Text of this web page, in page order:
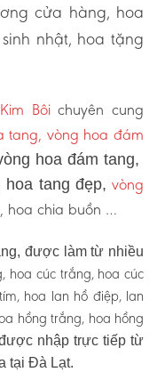
cửa hàng, hoa
nhật, hoa tặng
Bôichuyên cung
tang, vòng hoa đám
hoa đám tang,
hoa tang đẹp, vòng
hoa chia buồn …
được làm từ nhiều
hoa cúc trắng, hoa cúc
hoa lan hồ điệp, lan
hồng trắng, hoa hồng
nhập trực tiếp từ
tại Đà Lạt.